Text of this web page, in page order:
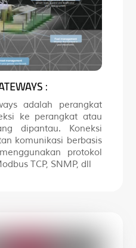
:
adalah perangkat
ke perangkat atau
dipantau. Koneksi
komunikasi berbasis
protokol
TCP, SNMP, dll